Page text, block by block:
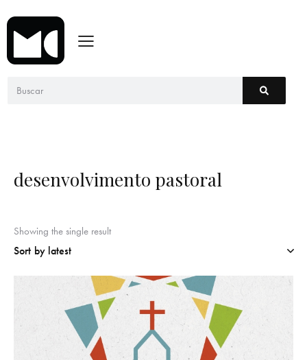
desenvolvimento pastoral
Showing the single result